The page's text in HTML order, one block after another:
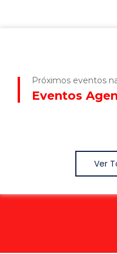
Próximos eventos
Eventos
Ver